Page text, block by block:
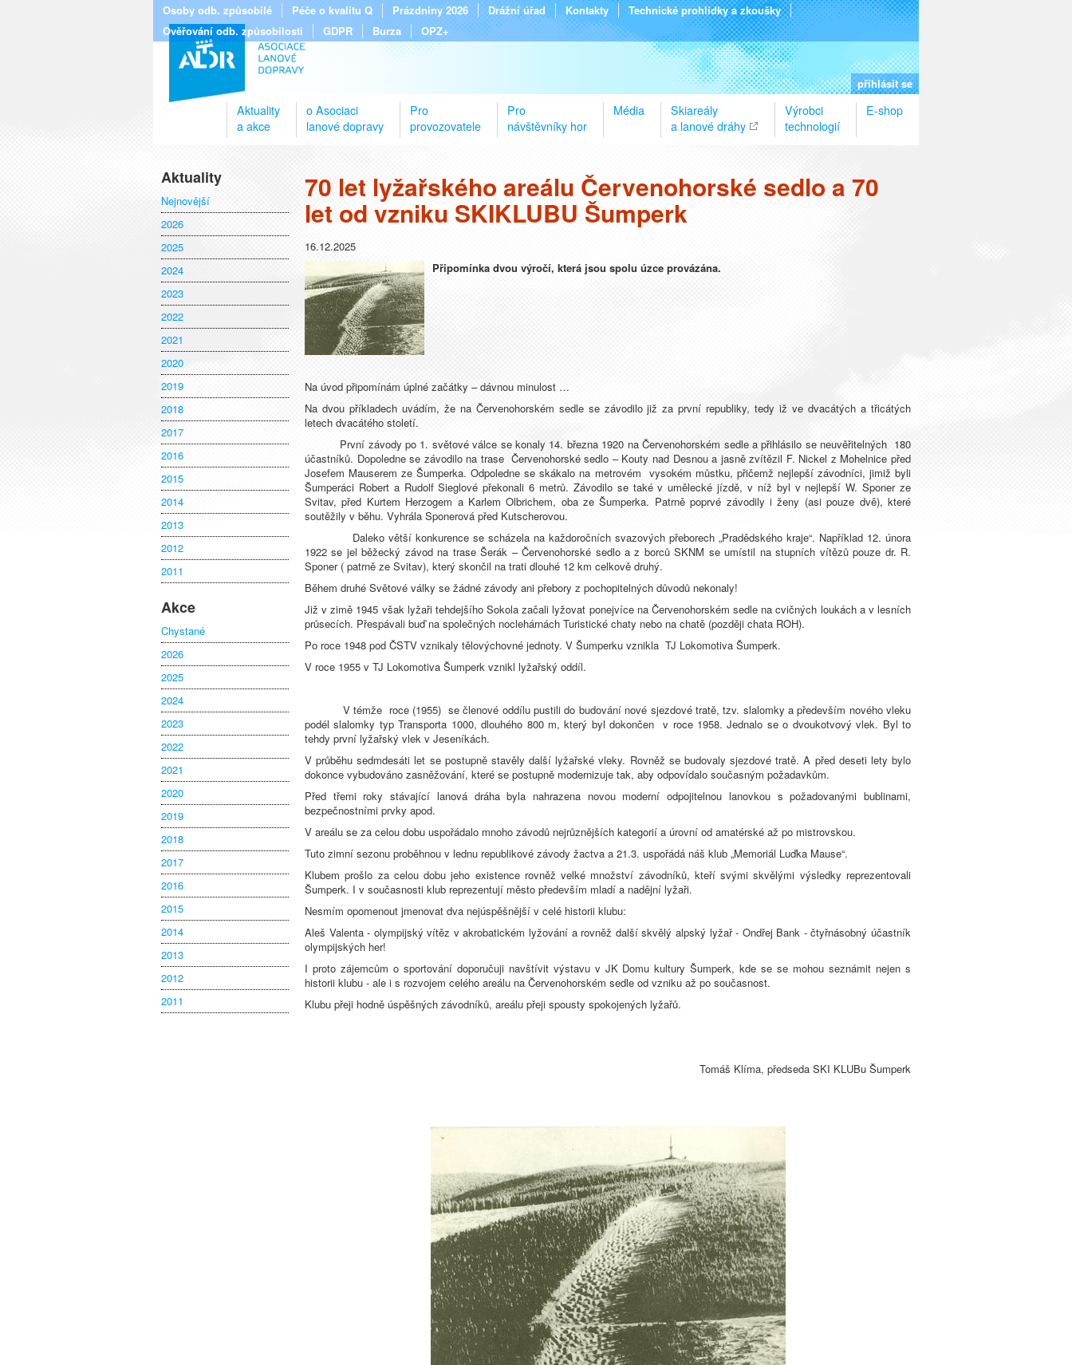
Osoby odb. způsobilé Péče o kvalitu Q Prázdniny 2026 Drážní úřad Kontakty
Technické prohlídky a zkoušky
Ověřování odb. způsobilosti
GDPR Burza OPZ+
přihlásit se
Aktuality
a akce
o Asociaci
lanové dopravy
Pro
provozovatele
Pro
návštěvníky hor
Média
Skiareály
a lanové dráhy
Výrobci
technologií
E-shop
Aktuality
Nejnovější
2026
2025
2024
2023
2022
2021
2020
2019
2018
2017
2016
2015
2014
2013
2012
2011
Akce
Chystané
2026
2025
2024
2023
2022
2021
2020
2019
2018
2017
2016
2015
2014
2013
2012
2011
70 let lyžařského areálu Červenohorské sedlo a 70
let od vzniku SKIKLUBU Šumperk
16.12.2025
Připomínka dvou výročí, která jsou spolu úzce provázána.
Na úvod připomínám úplné začátky – dávnou minulost …
Na dvou příkladech uvádím, že na Červenohorském sedle se závodilo již za první republiky, tedy iž ve dvacátých a třicátých
letech dvacátého století.
První závody po 1. světové válce se konaly 14. března 1920 na Červenohorském sedle a přihlásilo se neuvěřitelných 180
účastníků. Dopoledne se závodilo na trase Červenohorské sedlo – Kouty nad Desnou a jasně zvítězil F. Nickel z Mohelnice před
Josefem Mauserem ze Šumperka. Odpoledne se skákalo na metrovém vysokém můstku, přičemž nejlepší závodníci, jimiž byli
Šumperáci Robert a Rudolf Sieglové překonali 6 metrů. Závodilo se také v umělecké jízdě, v níž byl v nejlepší W. Sponer ze
Svitav, před Kurtem Herzogem a Karlem Olbrichem, oba ze Šumperka. Patrně poprvé závodily i ženy (asi pouze dvě), které
soutěžily v běhu. Vyhrála Sponerová před Kutscherovou.
Daleko větší konkurence se scházela na každoročních svazových přeborech „Pradědského kraje“. Například 12. února
1922 se jel běžecký závod na trase Šerák – Červenohorské sedlo a z borců SKNM se umístil na stupních vítězů pouze dr. R.
Sponer ( patrně ze Svitav), který skončil na trati dlouhé 12 km celkově druhý.
Během druhé Světové války se žádné závody ani přebory z pochopitelných důvodů nekonaly!
Již v zimě 1945 však lyžaři tehdejšího Sokola začali lyžovat ponejvíce na Červenohorském sedle na cvičných loukách a v lesních
průsecích. Přespávali buď na společných noclehárnách Turistické chaty nebo na chatě (později chata ROH).
Po roce 1948 pod ČSTV vznikaly tělovýchovné jednoty. V Šumperku vznikla TJ Lokomotiva Šumperk.
V roce 1955 v TJ Lokomotiva Šumperk vznikl lyžařský oddíl.
V témže roce (1955) se členové oddílu pustili do budování nové sjezdové tratě, tzv. slalomky a především nového vleku
podél slalomky typ Transporta 1000, dlouhého 800 m, který byl dokončen v roce 1958. Jednalo se o dvoukotvový vlek. Byl to
tehdy první lyžařský vlek v Jeseníkách.
V průběhu sedmdesáti let se postupně stavěly další lyžařské vleky. Rovněž se budovaly sjezdové tratě. A před deseti lety bylo
dokonce vybudováno zasněžování, které se postupně modernizuje tak, aby odpovídalo současným požadavkům.
Před třemi roky stávající lanová dráha byla nahrazena novou moderní odpojitelnou lanovkou s požadovanými bublinami,
bezpečnostními prvky apod.
V areálu se za celou dobu uspořádalo mnoho závodů nejrůznějších kategorií a úrovní od amatérské až po mistrovskou.
Tuto zimní sezonu proběhnou v lednu republikové závody žactva a 21.3. uspořádá náš klub „Memoriál Luďka Mause“.
Klubem prošlo za celou dobu jeho existence rovněž velké množství závodníků, kteří svými skvělými výsledky reprezentovali
Šumperk. I v současnosti klub reprezentují město především mladí a nadějní lyžaři.
Nesmím opomenout jmenovat dva nejúspěšnější v celé historii klubu:
Aleš Valenta - olympijský vítěz v akrobatickém lyžování a rovněž další skvělý alpský lyžař - Ondřej Bank - čtyřnásobný účastník
olympijských her!
I proto zájemcům o sportování doporučuji navštívit výstavu v JK Domu kultury Šumperk, kde se se mohou seznámit nejen s
historii klubu - ale i s rozvojem celého areálu na Červenohorském sedle od vzniku až po současnost.
Klubu přeji hodně úspěšných závodníků, areálu přeji spousty spokojených lyžařů.
Tomáš Klíma, předseda SKI KLUBu Šumperk